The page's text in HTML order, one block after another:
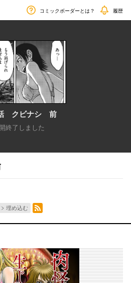
コミックボーダーとは？ 履歴
クビナシ 前
終了しました
埋め込む
RSSフィード